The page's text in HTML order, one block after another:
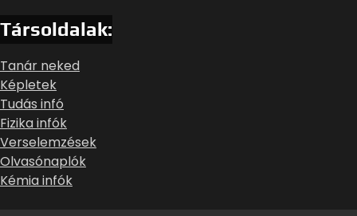
Társoldalak:
Tanár neked
Képletek
Tudás infó
Fizika infók
Verselemzések
Olvasónaplók
Kémia infók